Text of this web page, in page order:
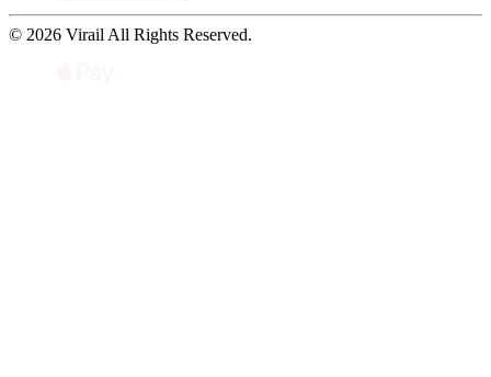
© 2026 Virail All Rights Reserved.